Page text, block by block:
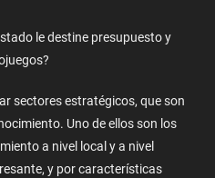
le destine presupuesto y
sectores estratégicos, que son
Uno de ellos son los
a nivel local y a nivel
y por características